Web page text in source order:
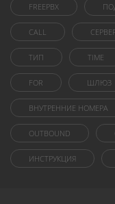
FREEPBX
CALL
ТИП TIME
FOR ШЛЮЗ
ВНУТРЕННИЕ НОМЕРА
OUTBOUND
ИНСТРУКЦИЯ